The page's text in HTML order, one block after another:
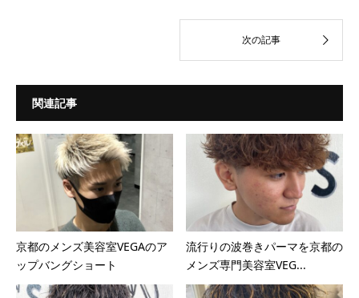
関連記事
京都のメンズ美容室VEGAのア
ップバングショート
流行りの波巻きパーマを京都の
メンズ専門美容室VEG...